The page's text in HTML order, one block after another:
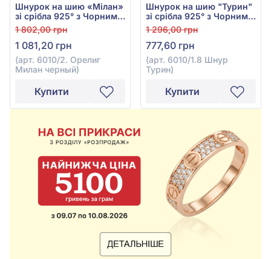
Шнурок на шию «Мілан»
зі срібла 925° з Чорним
Текстилем, арт. 6010/2
1 802,00 грн
1 081,20 грн
(арт. 6010/2. Орелиг
Милан черный)
Купити
Шнурок на шию "Турин"
зі срібла 925° з Чорним
Текстилем, арт. 6010/1.8
Шнур Турин
1 296,00 грн
777,60 грн
(арт. 6010/1.8 Шнур
Турин)
Купити